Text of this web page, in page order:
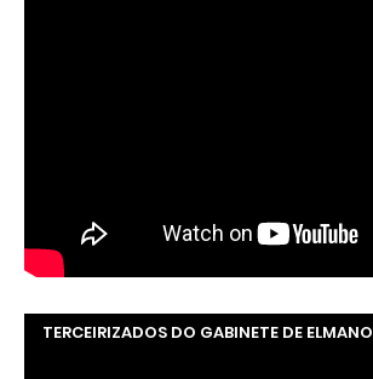
TERCEIRIZADOS DO GABINETE DE ELMANO